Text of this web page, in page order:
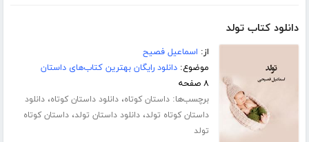
دانلود کتاب تولد
از: اسماعیل فصیح
موضوع:دانلود رایگان بهترین کتاب‌های داستان
۸ صفحه
برچسب‌ها:داستان کوتاه،دانلود داستان کوتاه،دانلود
داستان کوتاه تولد،دانلود داستان تولد،داستان کوتاه
تولد